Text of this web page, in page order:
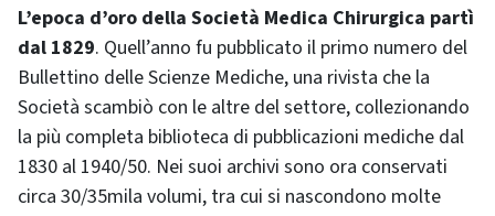
L’epoca d’oro della Società Medica Chirurgica partì
dal 1829. Quell’anno fu pubblicato il primo numero del
Bullettino delle Scienze Mediche, una rivista che la
Società scambiò con le altre del settore, collezionando
la più completa biblioteca di pubblicazioni mediche dal
1830 al 1940/50. Nei suoi archivi sono ora conservati
circa 30/35mila volumi, tra cui si nascondono molte